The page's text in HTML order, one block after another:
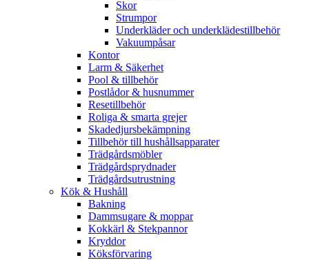
Skor
Strumpor
Underkläder och underklädestillbehör
Vakuumpåsar
Kontor
Larm & Säkerhet
Pool & tillbehör
Postlådor & husnummer
Resetillbehör
Roliga & smarta grejer
Skadedjursbekämpning
Tillbehör till hushållsapparater
Trädgårdsmöbler
Trädgårdsprydnader
Trädgårdsutrustning
Kök & Hushåll
Bakning
Dammsugare & moppar
Kokkärl & Stekpannor
Kryddor
Köksförvaring